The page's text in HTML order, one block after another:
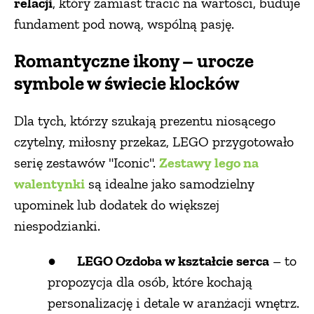
fundament pod nową, wspólną pasję.
Romantyczne ikony – urocze
symbole w świecie klocków
Dla tych, którzy szukają prezentu niosącego
czytelny, miłosny przekaz, LEGO przygotowało
serię zestawów "Iconic". Zestawy lego na
walentynki są idealne jako samodzielny
upominek lub dodatek do większej
niespodzianki.
● LEGO Ozdoba w kształcie serca – to
propozycja dla osób, które kochają
personalizację i detale w aranżacji wnętrz.